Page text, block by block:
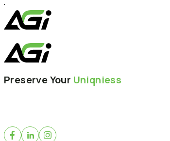
跳
至
主
容
Preserve Your Uniqniess